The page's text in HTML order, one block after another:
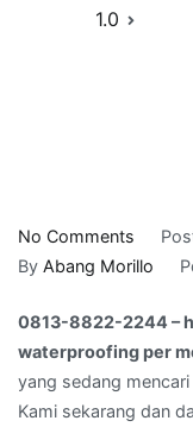
1.0
No Comments
0813-
2244
–
Kami
By Abang Morillo
0813-8822-2244 –
waterproofing per
yang sedang
Kami sekarang dan